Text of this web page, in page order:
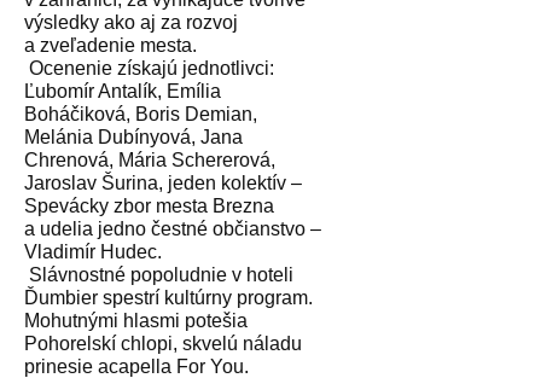
výsledky ako aj za rozvoj
a zveľadenie mesta.
Ocenenie získajú jednotlivci:
Ľubomír Antalík, Emília
Boháčiková, Boris Demian,
Melánia Dubínyová, Jana
Chrenová, Mária Schererová,
Jaroslav Šurina, jeden kolektív –
Spevácky zbor mesta Brezna
a udelia jedno čestné občianstvo –
Vladimír Hudec.
Slávnostné popoludnie v hoteli
Ďumbier spestrí kultúrny program.
Mohutnými hlasmi potešia
Pohorelskí chlopi, skvelú náladu
prinesie acapella For You.